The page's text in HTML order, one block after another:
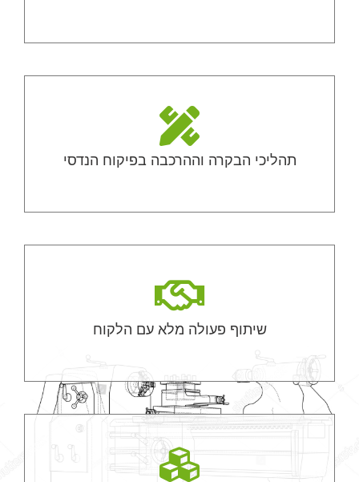
תהליכי הבקרה וההרכבה בפיקוח הנדסי
שיתוף פעולה מלא עם הלקוח